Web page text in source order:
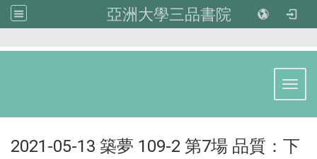
亞洲大學三品書院
2021-05-13 築夢 109-2 第7場 品質：下